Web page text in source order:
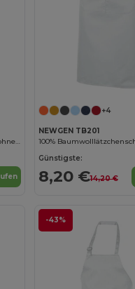
Schürze aus Baumwollpolyester ohne Tasche
+4
NEWGEN TB201
Günstigste:
8,20 €14,20 €
-43%